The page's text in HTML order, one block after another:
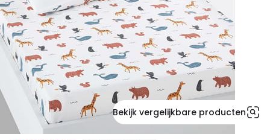
Bekijk vergelijkbare producten